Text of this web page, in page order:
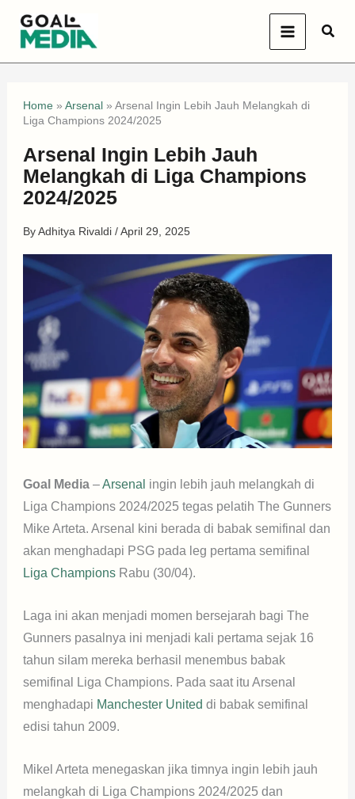
Home» Arsenal» Arsenal Ingin Lebih Jauh Melangkah di
Liga Champions 2024/2025
Arsenal Ingin Lebih Jauh
Melangkah di Liga Champions
2024/2025
ByAdhitya Rivaldi /April 29, 2025
Goal Media–Arsenal ingin lebih jauh melangkah di
Liga Champions 2024/2025 tegas pelatih The Gunners
Mike Arteta. Arsenal kini berada di babak semifinal dan
akan menghadapi PSG pada leg pertama semifinal
Liga ChampionsRabu (30/04).
Laga ini akan menjadi momen bersejarah bagi The
Gunners pasalnya ini menjadi kali pertama sejak 16
tahun silam mereka berhasil menembus babak
semifinal Liga Champions. Pada saat itu Arsenal
menghadapi Manchester United di babak semifinal
edisi tahun 2009.
Mikel Arteta menegaskan jika timnya ingin lebih jauh
melangkah di Liga Champions 2024/2025 dan